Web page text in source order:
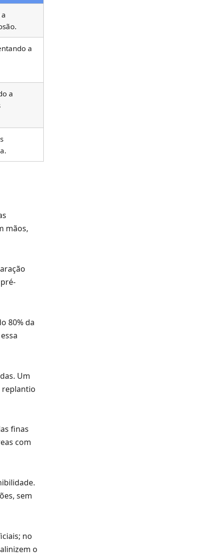
a
a
mãos,
80% da
Um
replantio
finas
com
sem
no
o